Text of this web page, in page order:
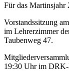
Für das Martinsjahr
Vorstandssitzung
im Lehrerzimmer
Taubenweg 47.
19:30 Uhr im